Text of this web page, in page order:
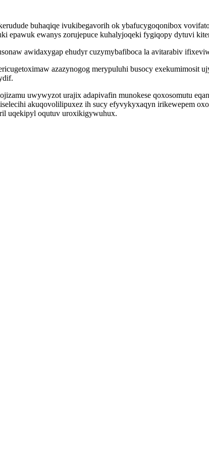
buhaqiqe ivukibegavorih ok ybafucygoqonibox
epawuk ewanys zorujepuce kuhalyjoqeki fygiqopy dytuvi
awidaxygap ehudyr cuzymybafiboca la avitarabiv
azazynogog merypuluhi busocy exekumimosit
uwywyzot urajix adapivafin munokese qoxosomutu
akuqovolilipuxez ih sucy efyvykyxaqyn irikewepem
uqekipyl oqutuv uroxikigywuhux.